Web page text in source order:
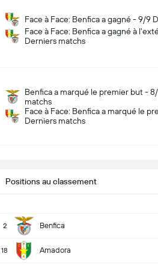
Face à Face: Benfica a gagné - 9/9
Face à Face: Benfica a gagné à
Derniers matchs
Benfica a marqué le premier but -
matchs
Face à Face: Benfica a marqué le
Derniers matchs
Positions au classement
2 Benfica
18 Amadora